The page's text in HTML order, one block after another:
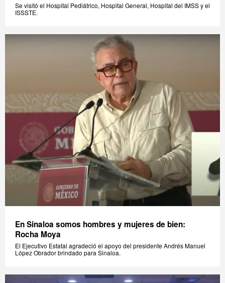
Se visitó el Hospital Pediátrico, Hospital General, Hospital del IMSS y el
ISSSTE.
En Sinaloa somos hombres y mujeres de bien:
Rocha Moya
El Ejecutivo Estatal agradeció el apoyo del presidente Andrés Manuel
López Obrador brindado para Sinaloa.